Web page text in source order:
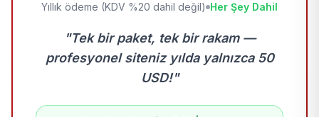
Yıllık ödeme (KDV %20 dahil değil) Her Şey Dahil
"Tek bir paket, tek bir rakam —
profesyonel siteniz yılda yalnızca 50
USD!"